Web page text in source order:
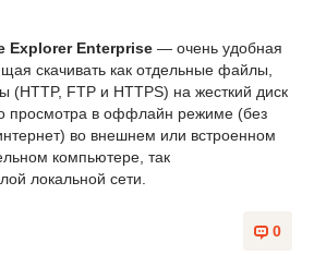
Explorer Enterprise — очень удобная
скачивать как отдельные файлы,
(HTTP, FTP и HTTPS) на жесткий диск
просмотра в оффлайн режиме (без
во внешнем или встроенном
компьютере, так
локальной сети.
0